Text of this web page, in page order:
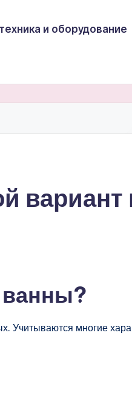
и оборудование
Учитываются многие